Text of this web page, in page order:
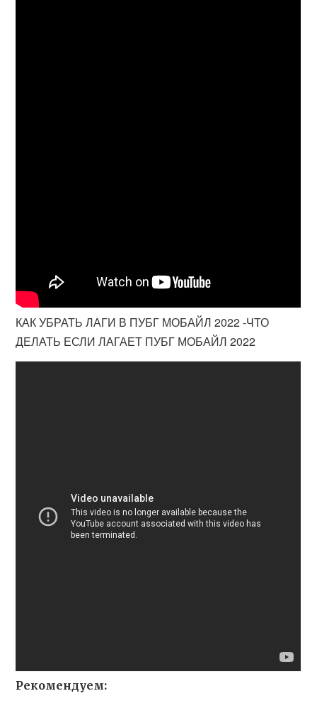
КАК УБРАТЬ ЛАГИ В ПУБГ МОБАЙЛ 2022 -ЧТО
ДЕЛАТЬ ЕСЛИ ЛАГАЕТ ПУБГ МОБАЙЛ 2022
Рекомендуем: